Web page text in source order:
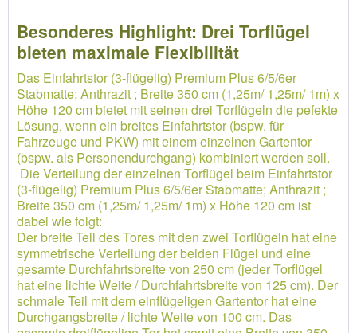
Besonderes Highlight: Drei Torflügel
bieten maximale Flexibilität
Das Einfahrtstor (3-flügelig) Premium Plus 6/5/6er
Stabmatte; Anthrazit ; Breite 350 cm (1,25m/ 1,25m/ 1m) x
Höhe 120 cm bietet mit seinen drei Torflügeln die pefekte
Lösung, wenn ein breites Einfahrtstor (bspw. für
Fahrzeuge und PKW) mit einem einzelnen Gartentor
(bspw. als Personendurchgang) kombiniert werden soll.
Die Verteilung der einzelnen Torflügel beim Einfahrtstor
(3-flügelig) Premium Plus 6/5/6er Stabmatte; Anthrazit ;
Breite 350 cm (1,25m/ 1,25m/ 1m) x Höhe 120 cm ist
dabei wie folgt:
Der breite Teil des Tores mit den zwei Torflügeln hat eine
symmetrische Verteilung der beiden Flügel und eine
gesamte Durchfahrtsbreite von 250 cm (jeder Torflügel
hat eine lichte Weite / Durchfahrtsbreite von 125 cm). Der
schmale Teil mit dem einflügeligen Gartentor hat eine
Durchgangsbreite / lichte Weite von 100 cm. Das